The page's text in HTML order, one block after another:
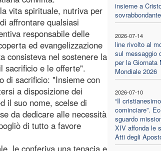
insieme a
2026-07-14
line rivolto al
sul messaggio
per la Giornata
Mondiale 2026
2026-07-10
“Il
cominciare”.
sguardo
XIV affonda le
Atti degli
vita spirituale, nutriva per
affrontare qualsiasi
responsabile delle
ed evangelizzazione
consisteva nel sostenere la
sacrificio e le offerte".
di sacrificio: "Insieme con
a disposizione dei
il suo nome, scelse di
da dedicare alle necessità
di tutto a favore
le conferiva una tenacia e